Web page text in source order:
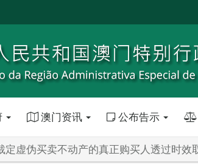
澳门资讯 公布告示
定虚伪买卖不动产的真正购买人透过时效